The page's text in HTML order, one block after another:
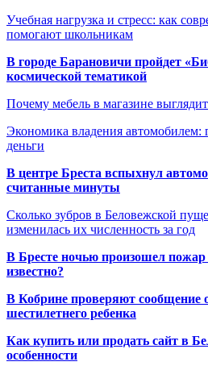
Учебная нагрузка и стресс: как
помогают школьникам
В городе Барановичи пройдет
космической тематикой
Почему мебель в магазине
Экономика владения автомобилем:
деньги
В центре Бреста вспыхнул
считанные минуты
Сколько зубров в Беловежской
изменилась их численность за год
В Бресте ночью произошел пожар
известно?
В Кобрине проверяют сообщение
шестилетнего ребенка
Как купить или продать сайт в
особенности